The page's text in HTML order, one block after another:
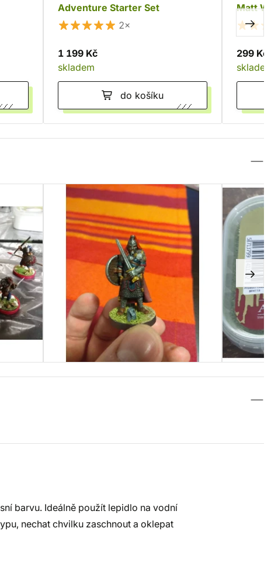
Adventure Starter Set
2×
1 199 Kč
skladem
do košíku
Matt
299 Kč
skladem
barvu. Ideálně použít lepidlo na vodní
nechat chvilku zaschnout a oklepat